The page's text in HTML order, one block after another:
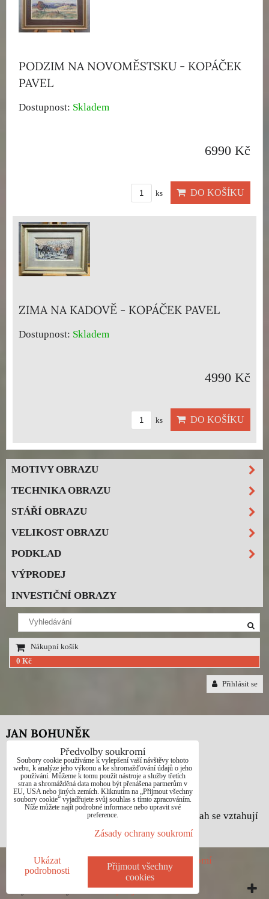
PODZIM NA NOVOMĚSTSKU - KOPÁČEK
PAVEL
Dostupnost: Skladem
6990 Kč
ks DO KOŠÍKU
ZIMA NA KADOVĚ - KOPÁČEK PAVEL
Dostupnost: Skladem
4990 Kč
ks DO KOŠÍKU
MOTIVY OBRAZU
TECHNIKA OBRAZU
STÁŘÍ OBRAZU
VELIKOST OBRAZU
PODKLAD
VÝPRODEJ
INVESTIČNÍ OBRAZY
Nákupní košík
0 Kč
Přihlásit se
JAN BOHUNĚK
Telefon: +420725021832
e-mail: 1jab@seznam.cz
web: www.prodej-obrazy.eu
© Jan Bohuněk - Na všechny fotografie a obsah se vztahují
autorská práva dle zákona č. 121/2000 Sb.
Předvolby soukromí Zásady ochrany soukromí
Vytvořeno systémem:ByznysWeb.cz
Předvolby soukromí
Soubory cookie používáme k vylepšení vaší návštěvy tohoto
webu, k analýze jeho výkonu a ke shromažďování údajů o jeho
používání. Můžeme k tomu použít nástroje a služby třetích
stran a shromážděná data mohou být přenášena partnerům v
EU, USA nebo jiných zemích. Kliknutím na „Přijmout všechny
soubory cookie“ vyjadřujete svůj souhlas s tímto zpracováním.
Níže můžete najít podrobné informace nebo upravit své
preference.
Zásady ochrany soukromí
Ukázat
podrobnosti
Přijmout všechny
cookies